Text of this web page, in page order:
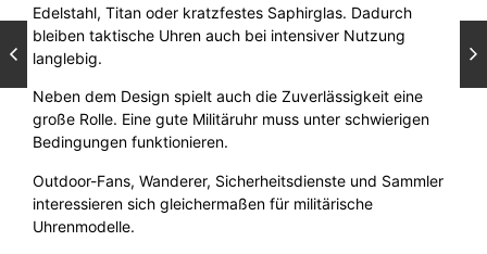
Edelstahl, Titan oder kratzfestes Saphirglas. Dadurch
bleiben taktische Uhren auch bei intensiver Nutzung
langlebig.
Neben dem Design spielt auch die Zuverlässigkeit eine
große Rolle. Eine gute Militäruhr muss unter schwierigen
Bedingungen funktionieren.
Outdoor-Fans, Wanderer, Sicherheitsdienste und Sammler
interessieren sich gleichermaßen für militärische
Uhrenmodelle.